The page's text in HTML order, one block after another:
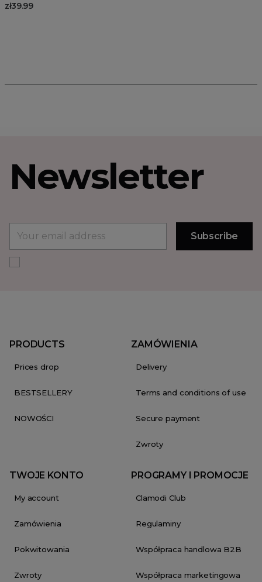
zł39.99
Newsletter
PRODUCTS
Prices drop
BESTSELLERY
NOWOŚCI
ZAMÓWIENIA
Delivery
Terms and conditions of use
Secure payment
Zwroty
TWOJE KONTO
My account
Zamówienia
Pokwitowania
Zwroty
PROGRAMY I PROMOCJE
Clamodi Club
Regulaminy
Współpraca handlowa B2B
Współpraca marketingowa